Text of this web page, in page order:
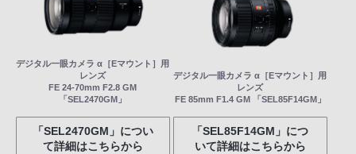
デジタル一眼カメラ α［Eマウント］用
レンズ
FE 24-70mm F2.8 GM
「SEL2470GM」
「SEL2470GM」につい
て詳細はこちらから
デジタル一眼カメラ α［Eマウント］用
レンズ
FE 85mm F1.4 GM 「SEL85F14GM」
「SEL85F14GM」につ
いて詳細はこちらから